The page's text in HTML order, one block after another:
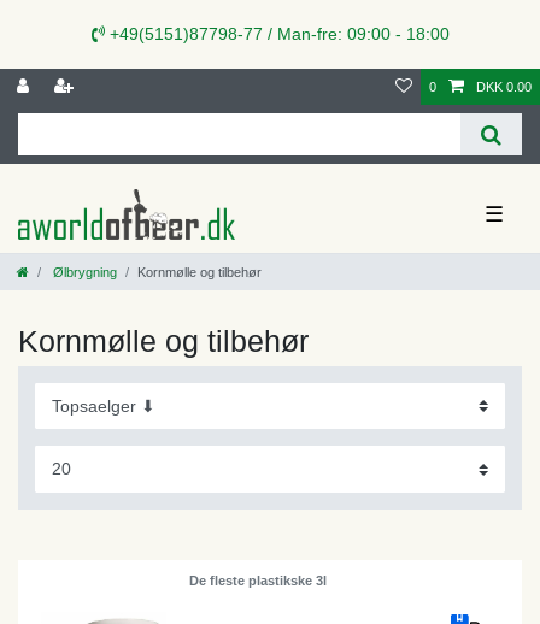
+49(5151)87798-77 / Man-fre: 09:00 - 18:00
0 DKK 0.00
☰
Ølbrygning Kornmølle og tilbehør
Kornmølle og tilbehør
De fleste plastikske 3l